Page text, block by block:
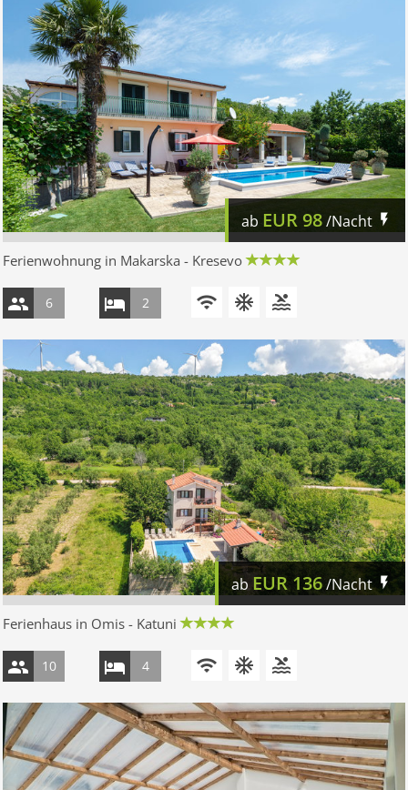
ab EUR98/Nacht
Ferienwohnung in Makarska - Kresevo
6 2
ab EUR 136/Nacht
Ferienhaus in Omis - Katuni
10 4